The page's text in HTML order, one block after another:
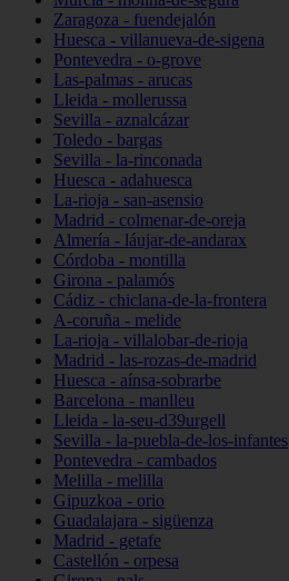
Zaragoza - fuendejalón
Huesca - villanueva-de-sigena
Pontevedra - o-grove
Las-palmas - arucas
Lleida - mollerussa
Sevilla - aznalcázar
Toledo - bargas
Sevilla - la-rinconada
Huesca - adahuesca
La-rioja - san-asensio
Madrid - colmenar-de-oreja
Almería - láujar-de-andarax
Córdoba - montilla
Girona - palamós
Cádiz - chiclana-de-la-frontera
A-coruña - melide
La-rioja - villalobar-de-rioja
Madrid - las-rozas-de-madrid
Huesca - aínsa-sobrarbe
Barcelona - manlleu
Lleida - la-seu-d39urgell
Sevilla - la-puebla-de-los-infantes
Pontevedra - cambados
Melilla - melilla
Gipuzkoa - orio
Guadalajara - sigüenza
Madrid - getafe
Castellón - orpesa